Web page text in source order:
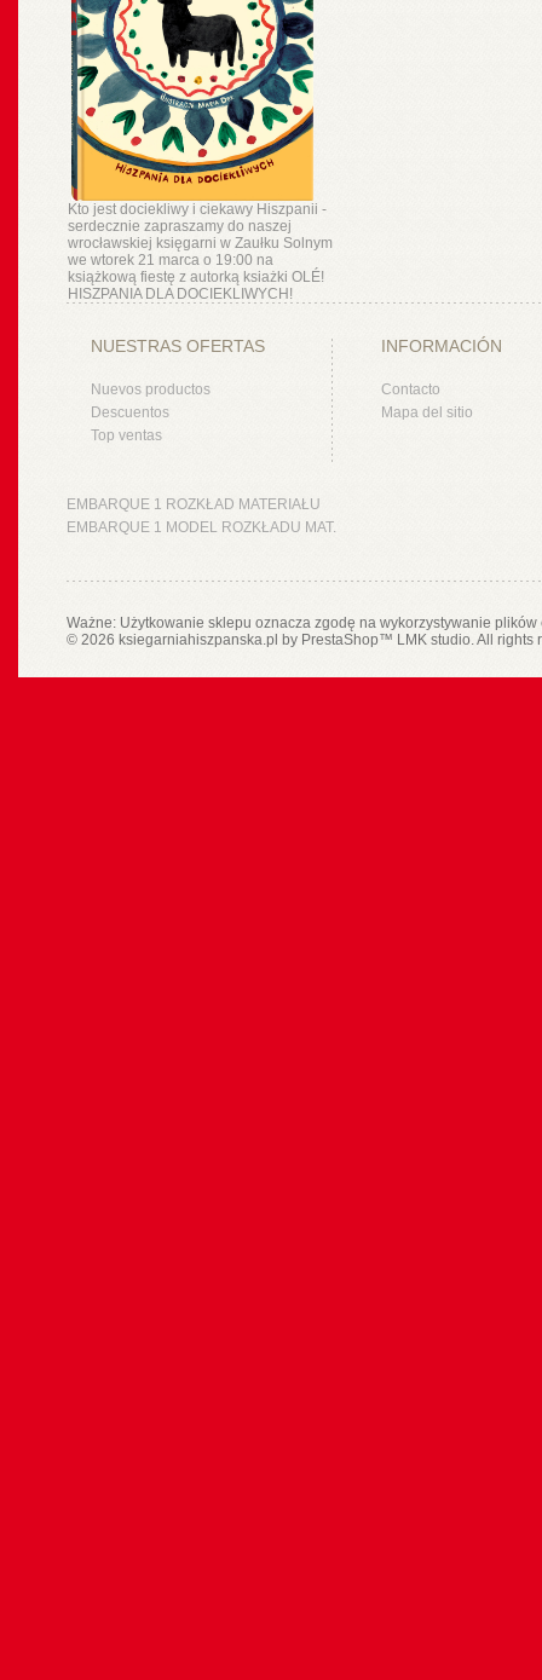
Kto jest dociekliwy i ciekawy Hiszpanii -
serdecznie zapraszamy do naszej
wrocławskiej księgarni w Zaułku Solnym
we wtorek 21 marca o 19:00 na
książkową fiestę z autorką ksiażki OLÉ!
HISZPANIA DLA DOCIEKLIWYCH!
NUESTRAS OFERTAS
Nuevos productos
Descuentos
Top ventas
INFORMACIÓN
Contacto
Mapa del sitio
EMBARQUE 1 ROZKŁAD MATERIAŁU
EMBARQUE 1 MODEL ROZKŁADU MAT.
Ważne: Użytkowanie sklepu oznacza zgodę na wykorzystywanie
© 2026 ksiegarniahiszpanska.pl by PrestaShop™ LMK studio. All rights